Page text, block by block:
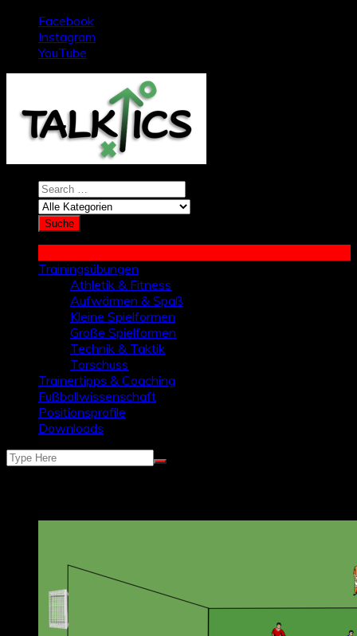
springen
Facebook
Instagram
YouTube
Trainingsübungen
Athletik & Fitness
Aufwärmen & Spaß
Kleine Spielformen
Große Spielformen
Technik & Taktik
Torschuss
Trainertipps & Coaching
Fußballwissenschaft
Positionsprofile
Downloads